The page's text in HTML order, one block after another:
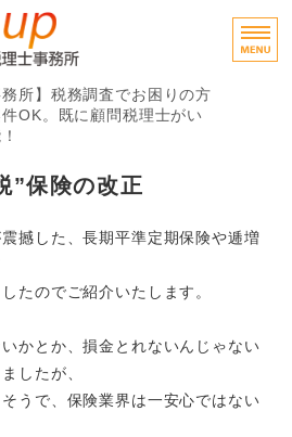
税務調査専門税理士
所】税務調査でお困りの方
OK。既に顧問税理士がい
”保険の改正
撼した、長期平準定期保険や逓増
たのでご紹介いたします。
かとか、損金とれないんじゃない
したが、
うで、保険業界は一安心ではない